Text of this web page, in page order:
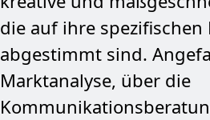
die auf ihre spezifischen
abgestimmt sind.
Marktanalyse, über die